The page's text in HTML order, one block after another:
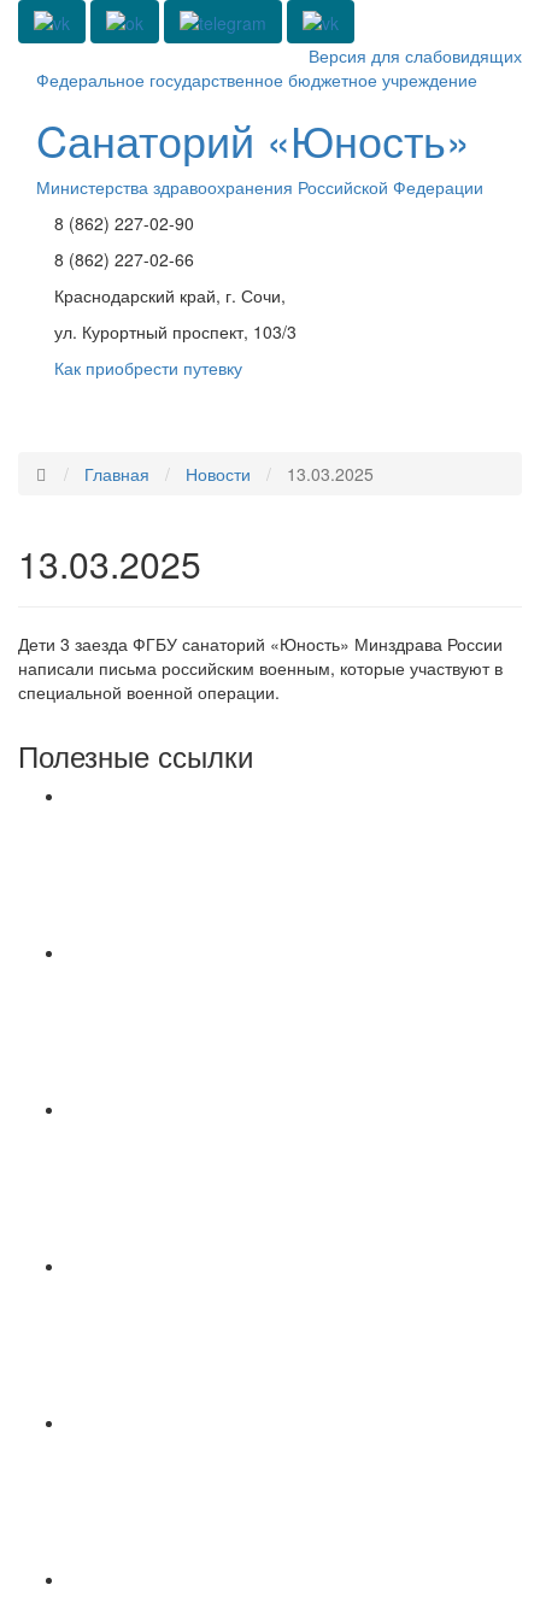
Версия для слабовидящих
Федеральное государственное бюджетное учреждение
Cанаторий «Юность»
Министерства здравоохранения Российской Федерации
8 (862) 227-02-90
8 (862) 227-02-66
Краснодарский край, г. Сочи,
ул. Курортный проспект, 103/3
Как приобрести путевку
Главная
Новости 13.03.2025
13.03.2025
Дети 3 заезда ФГБУ санаторий «Юность» Минздрава России
написали письма российским военным, которые участвуют в
специальной военной операции.
Полезные ссылки